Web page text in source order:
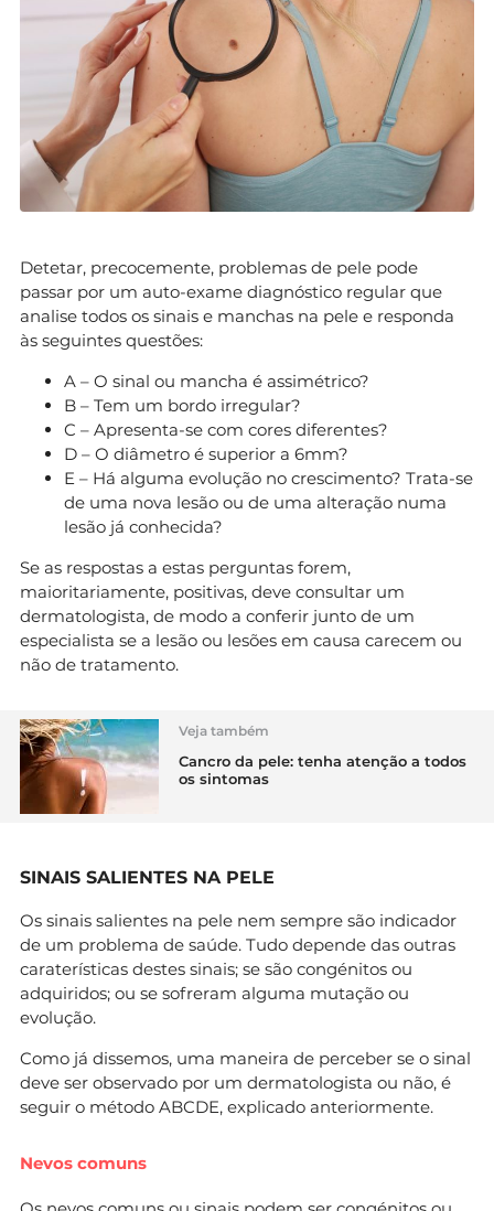
Detetar, precocemente, problemas de pele pode
passar por um auto-exame diagnóstico regular que
analise todos os sinais e manchas na pele e responda
às seguintes questões:
A – O sinal ou mancha é assimétrico?
B – Tem um bordo irregular?
C – Apresenta-se com cores diferentes?
D – O diâmetro é superior a 6mm?
E – Há alguma evolução no crescimento? Trata-se
de uma nova lesão ou de uma alteração numa
lesão já conhecida?
Se as respostas a estas perguntas forem,
maioritariamente, positivas, deve consultar um
dermatologista, de modo a conferir junto de um
especialista se a lesão ou lesões em causa carecem ou
não de tratamento.
Veja também
Cancro da pele: tenha atenção a todos
os sintomas
SINAIS SALIENTES NA PELE
Os sinais salientes na pele nem sempre são indicador
de um problema de saúde. Tudo depende das outras
caraterísticas destes sinais; se são congénitos ou
adquiridos; ou se sofreram alguma mutação ou
evolução.
Como já dissemos, uma maneira de perceber se o sinal
deve ser observado por um dermatologista ou não, é
seguir o método ABCDE, explicado anteriormente.
Nevos comuns